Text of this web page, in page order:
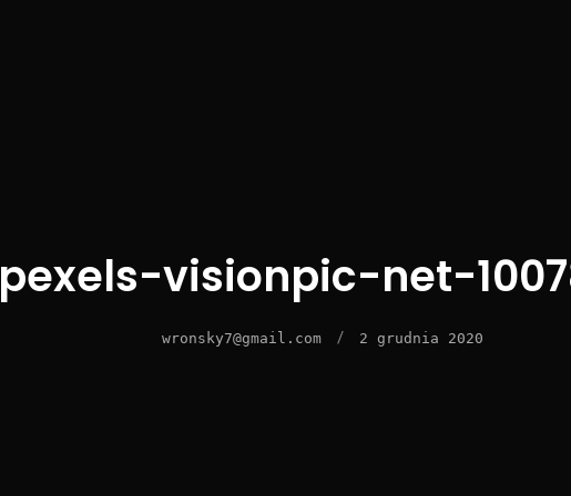
pexels-visionpic-net-
wronsky7@gmail.com / 2 grudnia 2020